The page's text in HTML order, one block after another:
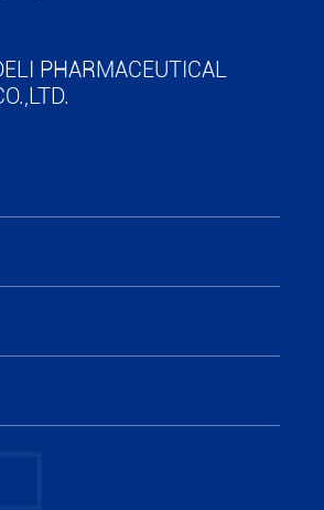
PHARMACEUTICAL